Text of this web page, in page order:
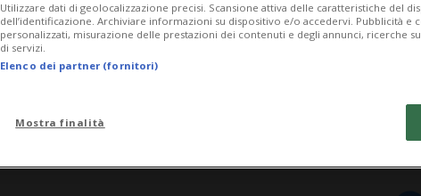
Utilizzare dati di geolocalizzazione precisi. Scansione attiva delle caratteristiche del
dell’identificazione. Archiviare informazioni su dispositivo e/o accedervi. Pubblicità e
personalizzati, misurazione delle prestazioni dei contenuti e degli annunci, ricerche
di servizi.
Elenco dei partner (fornitori)
Mostra finalità